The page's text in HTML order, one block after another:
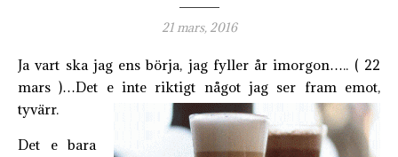
21 mars, 2016
Ja vart ska jag ens börja, jag fyller år imorgon….. ( 22
mars )…Det e inte riktigt något jag ser fram emot,
tyvärr.
Det e bara